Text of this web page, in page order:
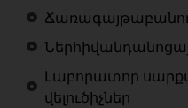
Լաբորատոր
վելուծիչներ